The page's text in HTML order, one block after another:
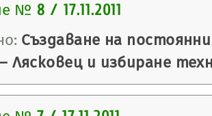
№ 8 / 17.11.2011
Създаване на
Лясковец и избиране